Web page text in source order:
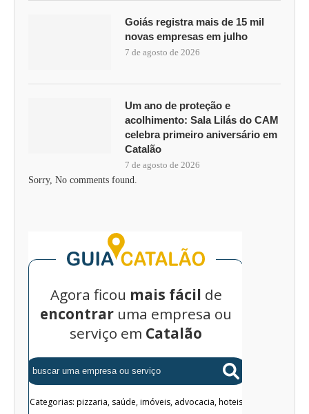
Goiás registra mais de 15 mil
novas empresas em julho
7 de agosto de 2026
Um ano de proteção e
acolhimento: Sala Lilás do CAM
celebra primeiro aniversário em
Catalão
7 de agosto de 2026
Sorry, No comments found.